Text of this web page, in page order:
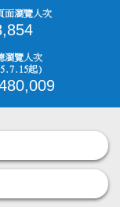
面瀏覽人次
瀏覽人次
起)